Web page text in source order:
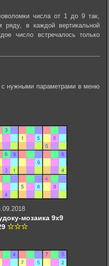
числа от 1 до 9 так,
ряду, в каждой вертикальной
число встречалось только
нужными параметрами в меню
мозаика 9х9